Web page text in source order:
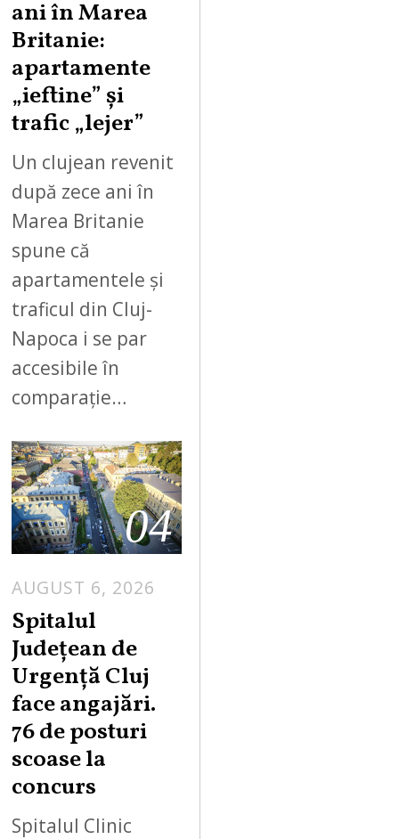
ani în Marea
Britanie:
apartamente
„ieftine” și
trafic „lejer”
Un clujean revenit
după zece ani în
Marea Britanie
spune că
apartamentele și
traficul din Cluj-
Napoca i se par
accesibile în
comparație…
04
AUGUST 6, 2026
Spitalul
Județean de
Urgență Cluj
face angajări.
76 de posturi
scoase la
concurs
Spitalul Clinic